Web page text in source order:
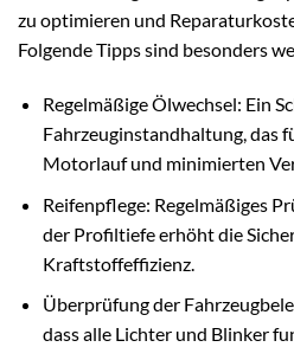
zu optimieren und
Folgende Tipps sind besonders
Regelmäßige Ölwechsel: Ein
Fahrzeuginstandhaltung, das
Motorlauf und minimierten
Reifenpflege: Regelmäßiges
der Profiltiefe erhöht die
Kraftstoffeffizienz.
Überprüfung der
dass alle Lichter und Blinker